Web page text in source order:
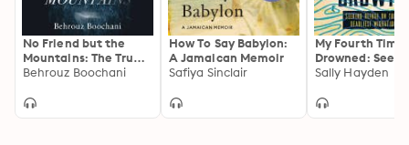
No Friend but the
Mountains: The True
Story of an Illegally
Behrouz Boochani
How To Say Babylon:
A Jamaican Memoir
Safiya Sinclair
My Fourth
Drowned:
Refuge on the
Migration
Sally Hayden